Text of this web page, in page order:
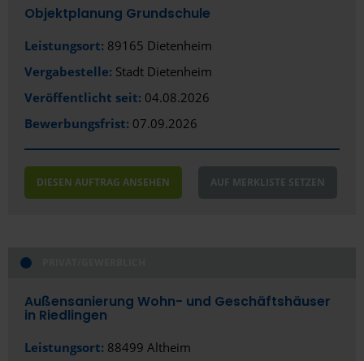
Objektplanung Grundschule
Leistungsort: 89165 Dietenheim
Vergabestelle: Stadt Dietenheim
Veröffentlicht seit: 04.08.2026
Bewerbungsfrist: 07.09.2026
DIESEN AUFTRAG ANSEHEN AUF MERKLISTE SETZEN
Außensanierung Wohn- und Geschäftshäuser
in Riedlingen
Leistungsort: 88499 Altheim